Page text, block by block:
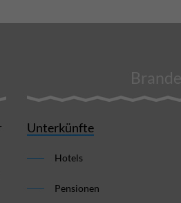
Unterkünfte
Hotels
Pensionen